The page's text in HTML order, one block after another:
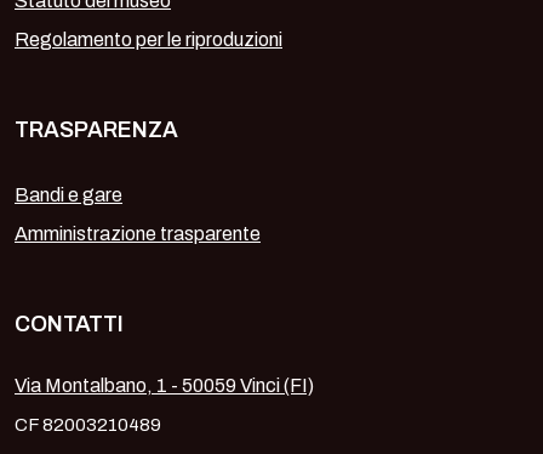
Regolamento per le riproduzioni
TRASPARENZA
Bandi e gare
Amministrazione trasparente
CONTATTI
Via Montalbano, 1 - 50059 Vinci (FI)
CF 82003210489